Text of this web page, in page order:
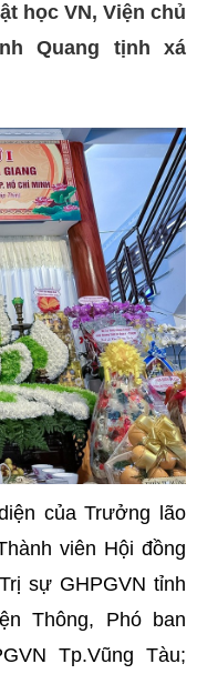
học VN, Viện chủ
Quang tịnh xá
của Trưởng lão
viên Hội đồng
sự GHPGVN tỉnh
Thông, Phó ban
Tp.Vũng Tàu;